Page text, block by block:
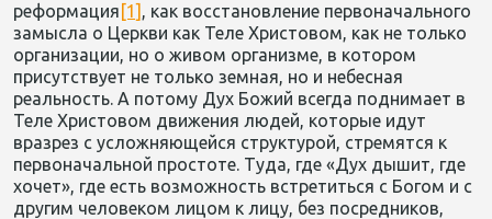
реформация [1] , как восстановление первоначального
замысла о Церкви как Теле Христовом, как не только
организации, но о живом организме, в котором
присутствует не только земная, но и небесная
реальность. А потому Дух Божий всегда поднимает в
Теле Христовом движения людей, которые идут
вразрез с усложняющейся структурой, стремятся к
первоначальной простоте. Туда, где «Дух дышит, где
хочет», где есть возможность встретиться с Богом и с
другим человеком лицом к лицу, без посредников,